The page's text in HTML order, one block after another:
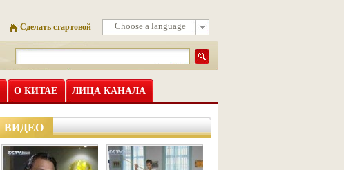
Choose a language
Сделать стартовой
О КИТАЕ ЛИЦА КАНАЛА
ВИДЕО